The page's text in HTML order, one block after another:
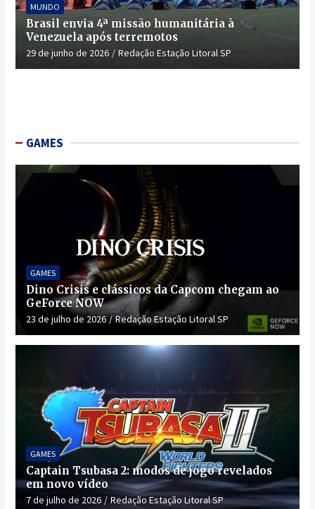
MUNDO
Brasil envia 4ª missão humanitária à
Venezuela após terremotos
29 de junho de 2026 Redação Estação Litoral SP
GAMES
GAMES
Dino Crisis e clássicos da Capcom chegam ao
GeForce NOW
23 de julho de 2026 Redação Estação Litoral SP
GAMES
Captain Tsubasa 2: modos de jogo revelados
em novo vídeo
7 de julho de 2026 Redação Estação Litoral SP